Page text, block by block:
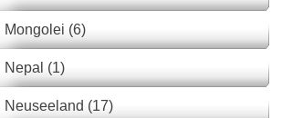
Mongolei (6)
Nepal (1)
Neuseeland (17)